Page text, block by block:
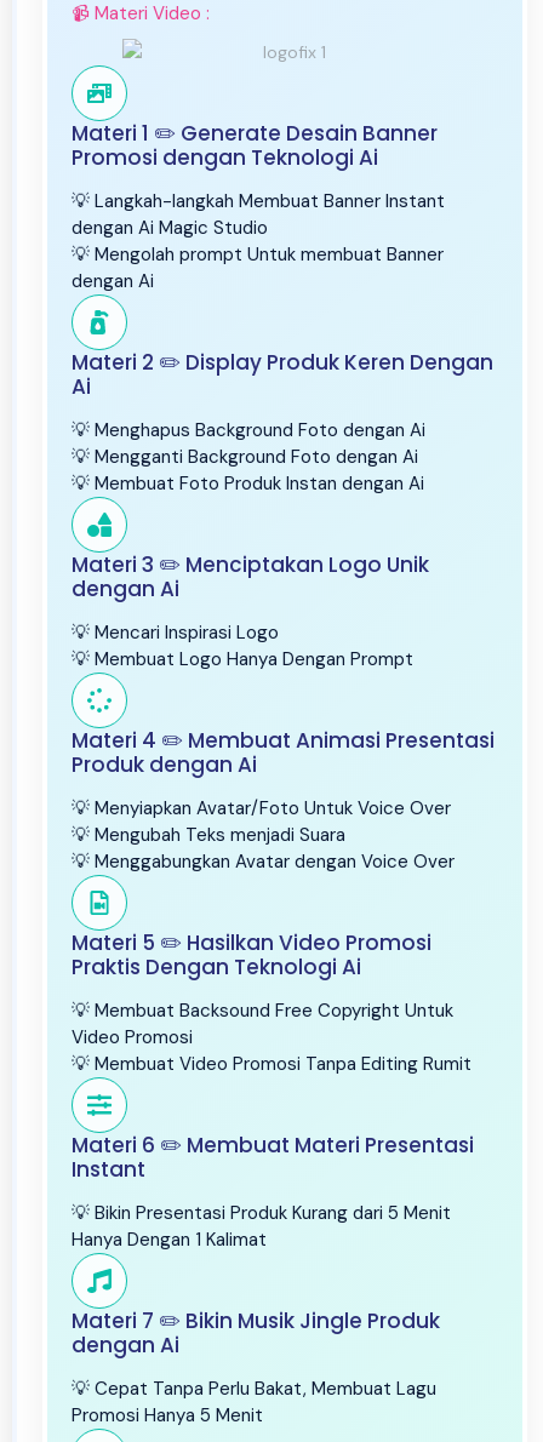
📹 Materi Video :
Materi 1 ✏️ Generate Desain Banner
Promosi dengan Teknologi Ai
💡 Langkah-langkah Membuat Banner Instant
dengan Ai Magic Studio
💡 Mengolah prompt Untuk membuat Banner
dengan Ai
Materi 2 ✏️ Display Produk Keren Dengan
Ai
💡 Menghapus Background Foto dengan Ai
💡 Mengganti Background Foto dengan Ai
💡 Membuat Foto Produk Instan dengan Ai
Materi 3 ✏️ Menciptakan Logo Unik
dengan Ai
💡 Mencari Inspirasi Logo
💡 Membuat Logo Hanya Dengan Prompt
Materi 4 ✏️ Membuat Animasi Presentasi
Produk dengan Ai
💡 Menyiapkan Avatar/Foto Untuk Voice Over
💡 Mengubah Teks menjadi Suara
💡 Menggabungkan Avatar dengan Voice Over
Materi 5 ✏️ Hasilkan Video Promosi
Praktis Dengan Teknologi Ai
💡 Membuat Backsound Free Copyright Untuk
Video Promosi
💡 Membuat Video Promosi Tanpa Editing Rumit
Materi 6 ✏️ Membuat Materi Presentasi
Instant
💡 Bikin Presentasi Produk Kurang dari 5 Menit
Hanya Dengan 1 Kalimat
Materi 7 ✏️ Bikin Musik Jingle Produk
dengan Ai
💡 Cepat Tanpa Perlu Bakat, Membuat Lagu
Promosi Hanya 5 Menit